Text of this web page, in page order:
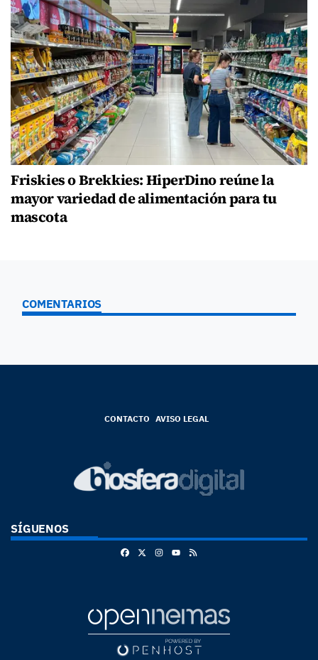
Friskies o Brekkies: HiperDino reúne la
mayor variedad de alimentación para tu
mascota
COMENTARIOS
CONTACTO AVISO LEGAL
SÍGUENOS
FacebookInstagram